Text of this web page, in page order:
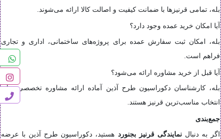
بله، تمامی قرنیزها با ضمانت کیفیت و اصالت کالا ارائه می‌شوند.
آیا امکان خرید عمده وجود دارد؟
بله، امکان ثبت سفارش عمده برای پروژه‌های ساختمانی، اداری و تجاری
فراهم است.
آیا قبل از خرید مشاوره ارائه می‌شود؟
بله، کارشناسان دکوراسیون طرح آذین آماده ارائه مشاوره تخصصی برای
انتخاب مناسب‌ترین قرنیز هستند.
جمع‌بندی
اگر به دنبالنمایندگی قرنیز بجنورد هستید، دکوراسیون طرح آذین با عرضه